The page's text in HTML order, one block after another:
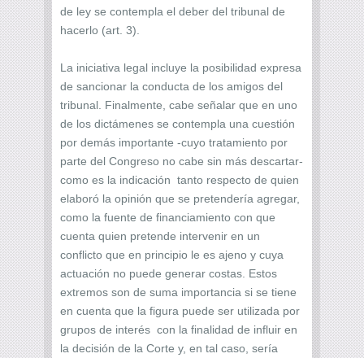
de ley se contempla el deber del tribunal de
hacerlo (art. 3).
La iniciativa legal incluye la posibilidad expresa
de sancionar la conducta de los amigos del
tribunal. Finalmente, cabe señalar que en uno
de los dictámenes se contempla una cuestión
por demás importante -cuyo tratamiento por
parte del Congreso no cabe sin más descartar-
como es la indicación tanto respecto de quien
elaboró la opinión que se pretendería agregar,
como la fuente de financiamiento con que
cuenta quien pretende intervenir en un
conflicto que en principio le es ajeno y cuya
actuación no puede generar costas. Estos
extremos son de suma importancia si se tiene
en cuenta que la figura puede ser utilizada por
grupos de interés con la finalidad de influir en
la decisión de la Corte y, en tal caso, sería